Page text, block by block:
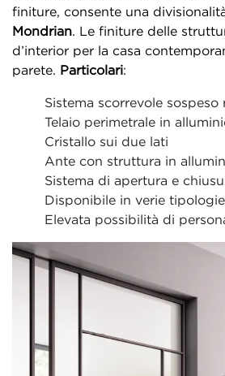
finiture, consente una
Mondrian . Le finiture delle
d’interior per la casa
parete. Particolari:
Sistema scorrevole sospeso
Telaio perimetrale in
Cristallo sui due lati
Ante con struttura in
Sistema di apertura e
Disponibile in verie
Elevata possibilità di